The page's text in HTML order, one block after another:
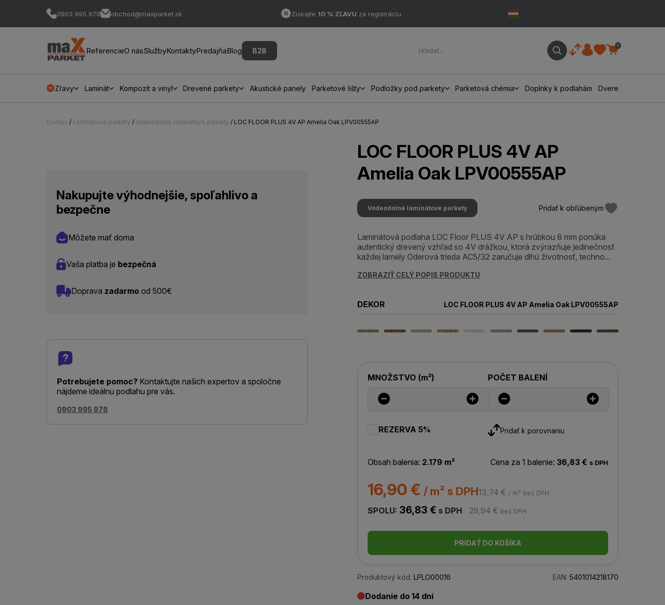
0903 995 978 obchod@maxparket.sk Získajte 10 % ZĽAVU za registráciu
ReferencieO násSlužbyKontaktyPredajňaBlog B2B
0
Zľavy Laminát Kompozit a vinyl Drevené parkety Akustické panely Parketové lišty Podložky pod parkety Parketová chémia Doplnky k podlahám Dvere
Domov / Laminátové parkety / Vodeodolné laminátové parkety / LOC FLOOR PLUS 4V AP Amelia Oak LPV00555AP
Nakupujte výhodnejšie, spoľahlivo a
bezpečne
Môžete mať doma
Vaša platba je bezpečná
Doprava zadarmo od 500€
Potrebujete pomoc? Kontaktujte našich expertov a spoločne
nájdeme ideálnu podlahu pre vás.
0903 995 978
LOC FLOOR PLUS 4V AP
Amelia Oak LPV00555AP
Vodeodolné laminátové parkety Pridať k obľúbeným
Laminátová podlaha LOC Floor PLUS 4V AP s hrúbkou 8 mm ponúka
autentický drevený vzhľad so 4V drážkou, ktorá zvýrazňuje jedinečnosť
každej lamely Oderová trieda AC5/32 zaručuje dlhú životnosť, techno...
ZOBRAZIŤ CELÝ POPIS PRODUKTU
DEKOR LOC FLOOR PLUS 4V AP Amelia Oak LPV00555AP
MNOŽSTVO (m²) POČET BALENÍ
REZERVA 5% Pridať k porovnaniu
Obsah balenia: 2.179 m² Cena za 1 balenie: 36,83 € s DPH
16,90 € / m² s DPH13,74 € / m² bez DPH
SPOLU: 36,83 € s DPH 29,94 € bez DPH
PRIDAŤ DO KOŠÍKA
Produktový kód: LPLO00016 EAN: 5401014218170
Dodanie do 14 dní